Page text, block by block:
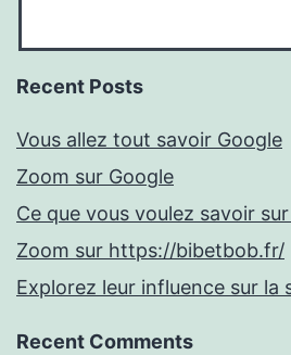
Recent Posts
Vous allez tout savoir Google
Zoom sur Google
Ce que vous voulez savoir
Zoom sur https://bibetbob.fr/
Explorez leur influence sur la
Recent Comments